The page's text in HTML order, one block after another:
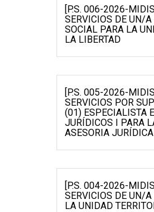
[P.S. 006-2026-
SERVICIOS DE UN/
SOCIAL PARA LA
LA LIBERTAD
[P.S. 005-2026-
SERVICIOS POR
(01) ESPECIALISTA
JURÍDICOS I PARA
ASESORIA JURÍDICA
[P.S. 004-2026-
SERVICIOS DE UN/
LA UNIDAD